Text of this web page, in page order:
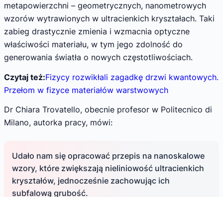
metapowierzchni – geometrycznych, nanometrowych
wzorów wytrawionych w ultracienkich kryształach. Taki
zabieg drastycznie zmienia i wzmacnia optyczne
właściwości materiału, w tym jego zdolność do
generowania światła o nowych częstotliwościach.
Czytaj też:Fizycy rozwikłali zagadkę drzwi kwantowych.
Przełom w fizyce materiałów warstwowych
Dr Chiara Trovatello, obecnie profesor w Politecnico di
Milano, autorka pracy, mówi:
Udało nam się opracować przepis na nanoskalowe
wzory, które zwiększają nieliniowość ultracienkich
kryształów, jednocześnie zachowując ich
subfalową grubość.